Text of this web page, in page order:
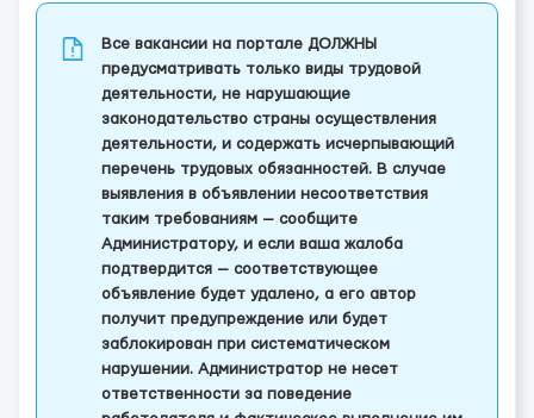
Все вакансии на портале ДОЛЖНЫ
предусматривать только виды трудовой
деятельности, не нарушающие
законодательство страны осуществления
деятельности, и содержать исчерпывающий
перечень трудовых обязанностей. В случае
выявления в объявлении несоответствия
таким требованиям — сообщите
Администратору, и если ваша жалоба
подтвердится — соответствующее
объявление будет удалено, а его автор
получит предупреждение или будет
заблокирован при систематическом
нарушении. Администратор не несет
ответственности за поведение